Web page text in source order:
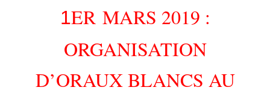
1ERMARS 2019 :
ORGANISATION
D’ORAUX BLANCS AU